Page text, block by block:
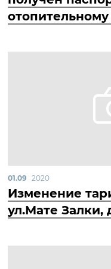
отопительному
01.09 2020
Изменение
ул.Мате Залки,